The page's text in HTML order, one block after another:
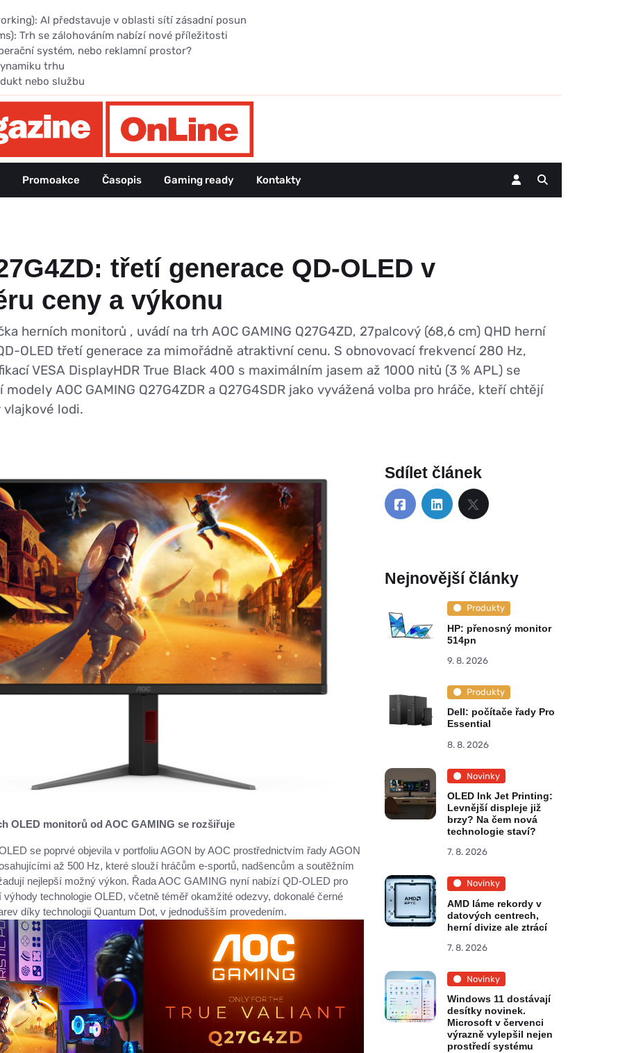
AI představuje v oblasti sítí zásadní posun
Trh se zálohováním nabízí nové příležitosti
systém, nebo reklamní prostor?
trhu
nebo službu
Promoakce Časopis Gaming ready Kontakty
třetí generace QD-OLED v
ceny a výkonu
herních monitorů , uvádí na trh AOC GAMING Q27G4ZD, 27palcový (68,6 cm) QHD herní
OLED třetí generace za mimořádně atraktivní cenu. S obnovovací frekvencí 280 Hz,
VESA DisplayHDR True Black 400 s maximálním jasem až 1000 nitů (3 % APL) se
AOC GAMING Q27G4ZDR a Q27G4SDR jako vyvážená volba pro hráče, kteří chtějí
lodi.
OLED monitorů od AOC GAMING se rozšiřuje
se poprvé objevila v portfoliu AGON by AOC prostřednictvím řady AGON
až 500 Hz, které slouží hráčům e-sportů, nadšencům a soutěžním
nejlepší možný výkon. Řada AOC GAMING nyní nabízí QD-OLED pro
výhody technologie OLED, včetně téměř okamžité odezvy, dokonalé černé
díky technologii Quantum Dot, v jednodušším provedením.
Sdílet článek
Nejnovější články
Produkty
HP: přenosný monitor
514pn
9. 8. 2026
Produkty
Dell: počítače řady Pro
Essential
8. 8. 2026
Novinky
OLED Ink Jet Printing:
Levnější displeje již
brzy? Na čem nová
technologie staví?
7. 8. 2026
Novinky
AMD láme rekordy v
datových centrech,
herní divize ale ztrácí
7. 8. 2026
Novinky
Windows 11 dostávají
desítky novinek.
Microsoft v červenci
výrazně vylepšil nejen
prostředí systému